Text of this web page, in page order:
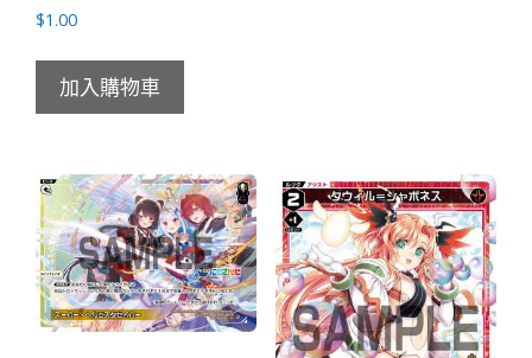
$1.00
加入購物車